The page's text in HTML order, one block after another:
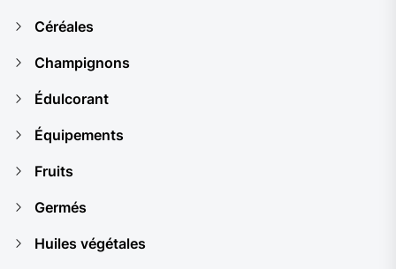
Céréales
Champignons
Édulcorant
Équipements
Fruits
Germés
Huiles végétales